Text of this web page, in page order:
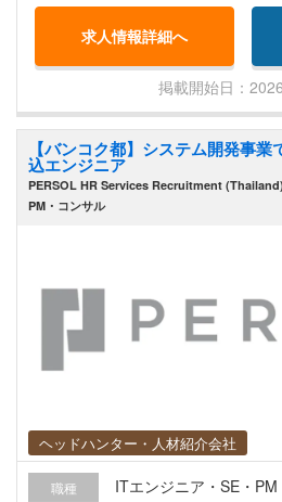
ス、モジュール性、セ
ム統合計画、インター
間の連携を管理 • テス
マトリックス、受け入
および妥当性確認活動
びステークホルダーと
ーダーシップおよびメ
求人情報詳細へ
掲載開始日：
【バンコク都】システム開発事
込エンジニア
PERSOL HR Services Recruitment
PM・コンサル
ヘッドハンター・人材紹介会社
職種 ITエンジニア・SE・